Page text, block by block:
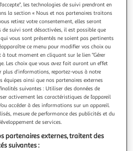
BIO
de Klorane est
pour nettoyer tous les types de
Riche en acides gras et en beurre
durablement* l’épiderme en
La texture gel forme une mousse
l
le prix de ce produit ?
les technologies de suivi prendront en
la section « Nous et nos partenaires traitons
retirez votre consentement, elles seront
de suivi sont désactivées, il est possible que
vous sont présentés ne soient pas pertinents
ce menu pour modifier vos choix ou
à tout moment en cliquant sur le lien "Gérer
Les choix que vous avez fait auront un effet
plus d’informations, reportez-vous à notre
ainsi que nos partenaires externes
suivantes : Utiliser des données de
activement les caractéristiques de l’appareil
accéder à des informations sur un appareil.
mesure de performance des publicités et du
de services.
partenaires externes, traitent des
suivantes :